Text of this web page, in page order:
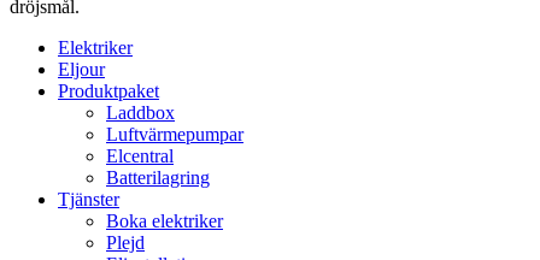
dröjsmål.
Elektriker
Eljour
Produktpaket
Laddbox
Luftvärmepumpar
Elcentral
Batterilagring
Tjänster
Boka elektriker
Plejd